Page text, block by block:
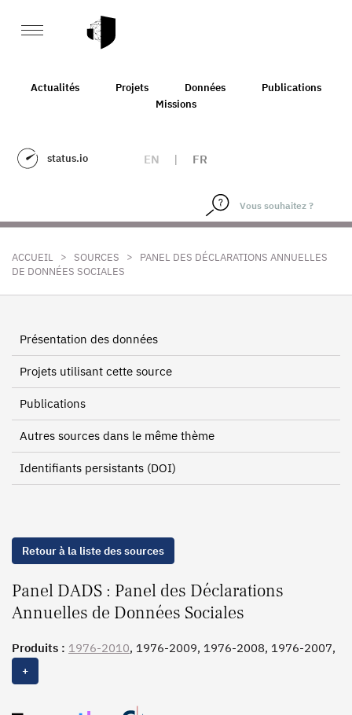
Actualités Projets Données
Publications
Missions
status.io EN | FR
ACCUEIL > SOURCES >
PANEL DES DÉCLARATIONS ANNUELLES
DE DONNÉES SOCIALES
Présentation des données
Projets utilisant cette source
Publications
Autres sources dans le même thème
Identifiants persistants (DOI)
Retour à la liste des sources
Panel DADS : Panel des Déclarations
Annuelles de Données Sociales
Produits : 1976-2010, 1976-2009, 1976-2008, 1976-2007,
1976-2002
+